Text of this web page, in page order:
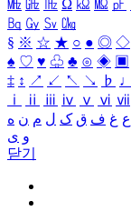
㎒ ㎓ ㎔ Ω ㏀ ㏁ ㎊
㏃ ㏉ ㏜ ㏆
§ ※ ☆ ★ ○ ● ◎ ◇
♠ ♡ ♥ ♧ ♣ ⊙ ◈ ▣
‡ ↕ ↗ ↙ ↖ ↘ ♭ ♩
ⅰ
ⅱ ⅲ ⅳ ⅴ ⅵ ⅶ
ع غ ف ق ک ل م ن ه
و ی
닫기